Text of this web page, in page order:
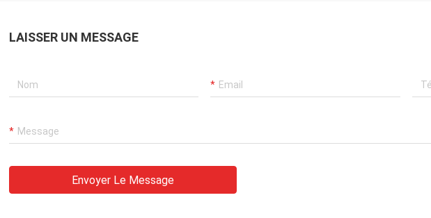
pour votre coopération.
LAISSER UN MESSAGE
Envoyer Le Message